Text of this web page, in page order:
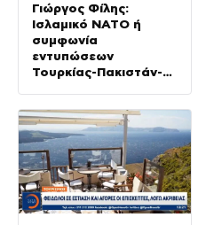
Γιώργος Φίλης:
Ισλαμικό ΝΑΤΟ ή
συμφωνία
εντυπώσεων
Τουρκίας-Πακιστάν-